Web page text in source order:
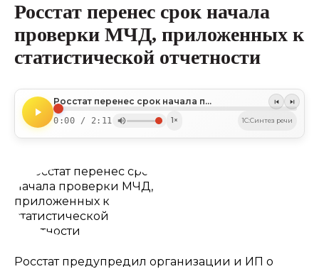
Росстат перенес срок начала
проверки МЧД, приложенных к
статистической отчетности
Росстат перенес срок начала проверки МЧД, приложенных к статистической отчетности
0:00 / 2:11 1× 1C:Синтез речи
Росстат предупредил организации и ИП о